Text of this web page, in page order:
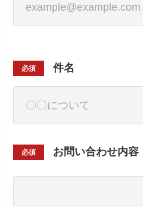
必須 件名
必須 お問い合わせ内容